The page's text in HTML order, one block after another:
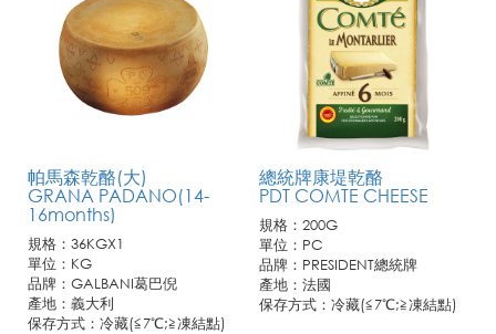
帕馬森乾酪(大)
GRANA PADANO(14-
16months)
規格：36KGX1
單位：KG
品牌：GALBANI葛巴倪
產地：義大利
保存方式：冷藏(≦7℃;≧凍結點)
總統牌康堤乾酪
PDT COMTE CHEESE
規格：200G
單位：PC
品牌：PRESIDENT總統牌
產地：法國
保存方式：冷藏(≦7℃;≧凍結點)